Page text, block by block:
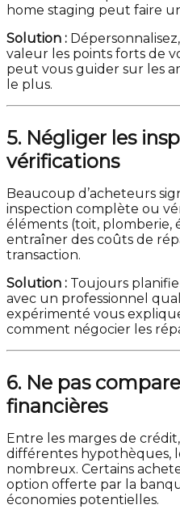
home staging peut faire
Solution :
valeur les points forts de
peut vous guider sur les
le plus.
5. Négliger les
vérifications
Beaucoup d’acheteurs
inspection complète ou
éléments (toit, plomberie,
entraîner des coûts de
transaction.
Solution : Toujours
avec un professionnel
expérimenté vous
comment négocier les
6. Ne pas
financières
Entre les marges de
différentes hypothèques,
nombreux. Certains
option offerte par la
économies potentielles.